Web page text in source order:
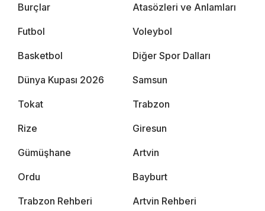
Burçlar Atasözleri ve Anlamları
Futbol Voleybol
Basketbol Diğer Spor Dalları
Dünya Kupası 2026 Samsun
Tokat Trabzon
Rize Giresun
Gümüşhane Artvin
Ordu Bayburt
Trabzon Rehberi Artvin Rehberi